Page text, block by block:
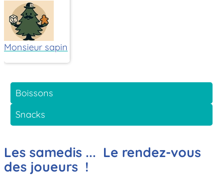
Monsieur sapin
Boissons
Snacks
Les samedis ... Le rendez-vous
des joueurs !